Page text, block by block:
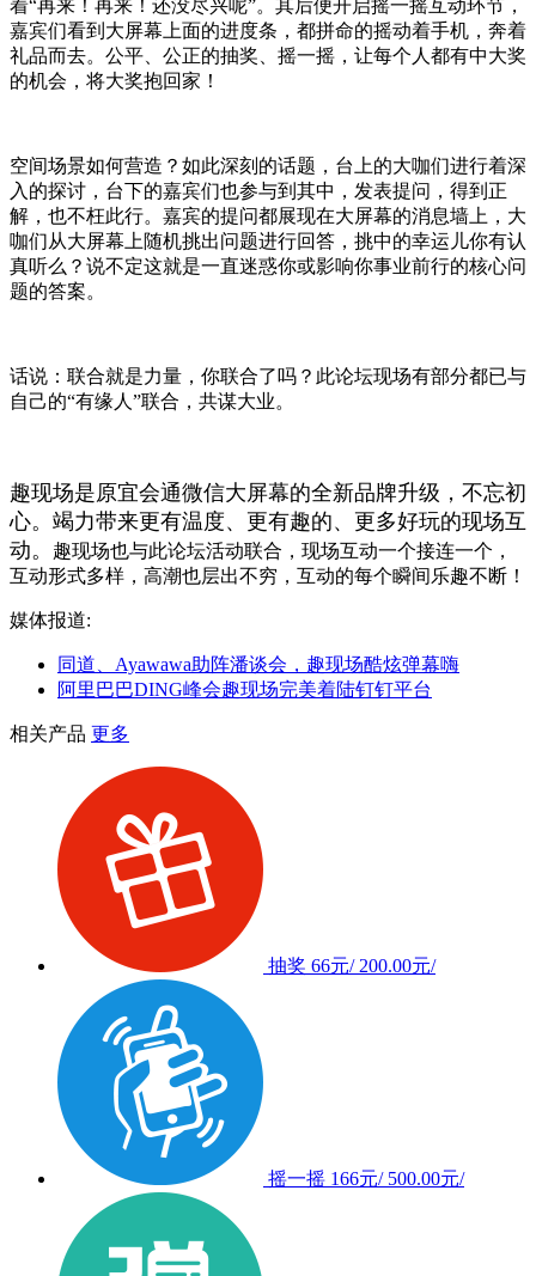
着“再来！再来！还没尽兴呢”。其后便开启摇一摇互动环节，
嘉宾们看到大屏幕上面的进度条，都拼命的摇动着手机，奔着
礼品而去。公平、公正的抽奖、摇一摇，让每个人都有中大奖
的机会，将大奖抱回家！
空间场景如何营造？如此深刻的话题，台上的大咖们进行着深
入的探讨，台下的嘉宾们也参与到其中，发表提问，得到正
解，也不枉此行。嘉宾的提问都展现在大屏幕的消息墙上，大
咖们从大屏幕上随机挑出问题进行回答，挑中的幸运儿你有认
真听么？说不定这就是一直迷惑你或影响你事业前行的核心问
题的答案。
话说：联合就是力量，你联合了吗？此论坛现场有部分都已与
自己的“有缘人”联合，共谋大业。
趣现场是原宜会通微信大屏幕的全新品牌升级，不忘初
心。竭力带来更有温度、更有趣的、更多好玩的现场互
动。
趣现场也与此论坛活动联合，现场互动一个接连一个，
互动形式多样，高潮也层出不穷，互动的每个瞬间乐趣不断！
媒体报道:
同道、Ayawawa助阵潘谈会，趣现场酷炫弹幕嗨
阿里巴巴DING峰会趣现场完美着陆钉钉平台
相关产品 更多
抽奖 66元/ 200.00元/
摇一摇 166元/ 500.00元/